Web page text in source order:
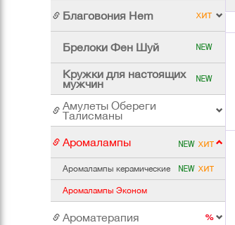
Благовония Hem
Брелоки Фен Шуй
Кружки для настоящих
мужчин
Амулеты Обереги
Талисманы
Аромалампы
Аромалампы керамические
Аромалампы Эконом
Ароматерапия